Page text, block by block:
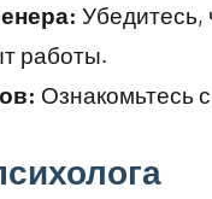
Убедитесь,
работы.
Ознакомьтесь